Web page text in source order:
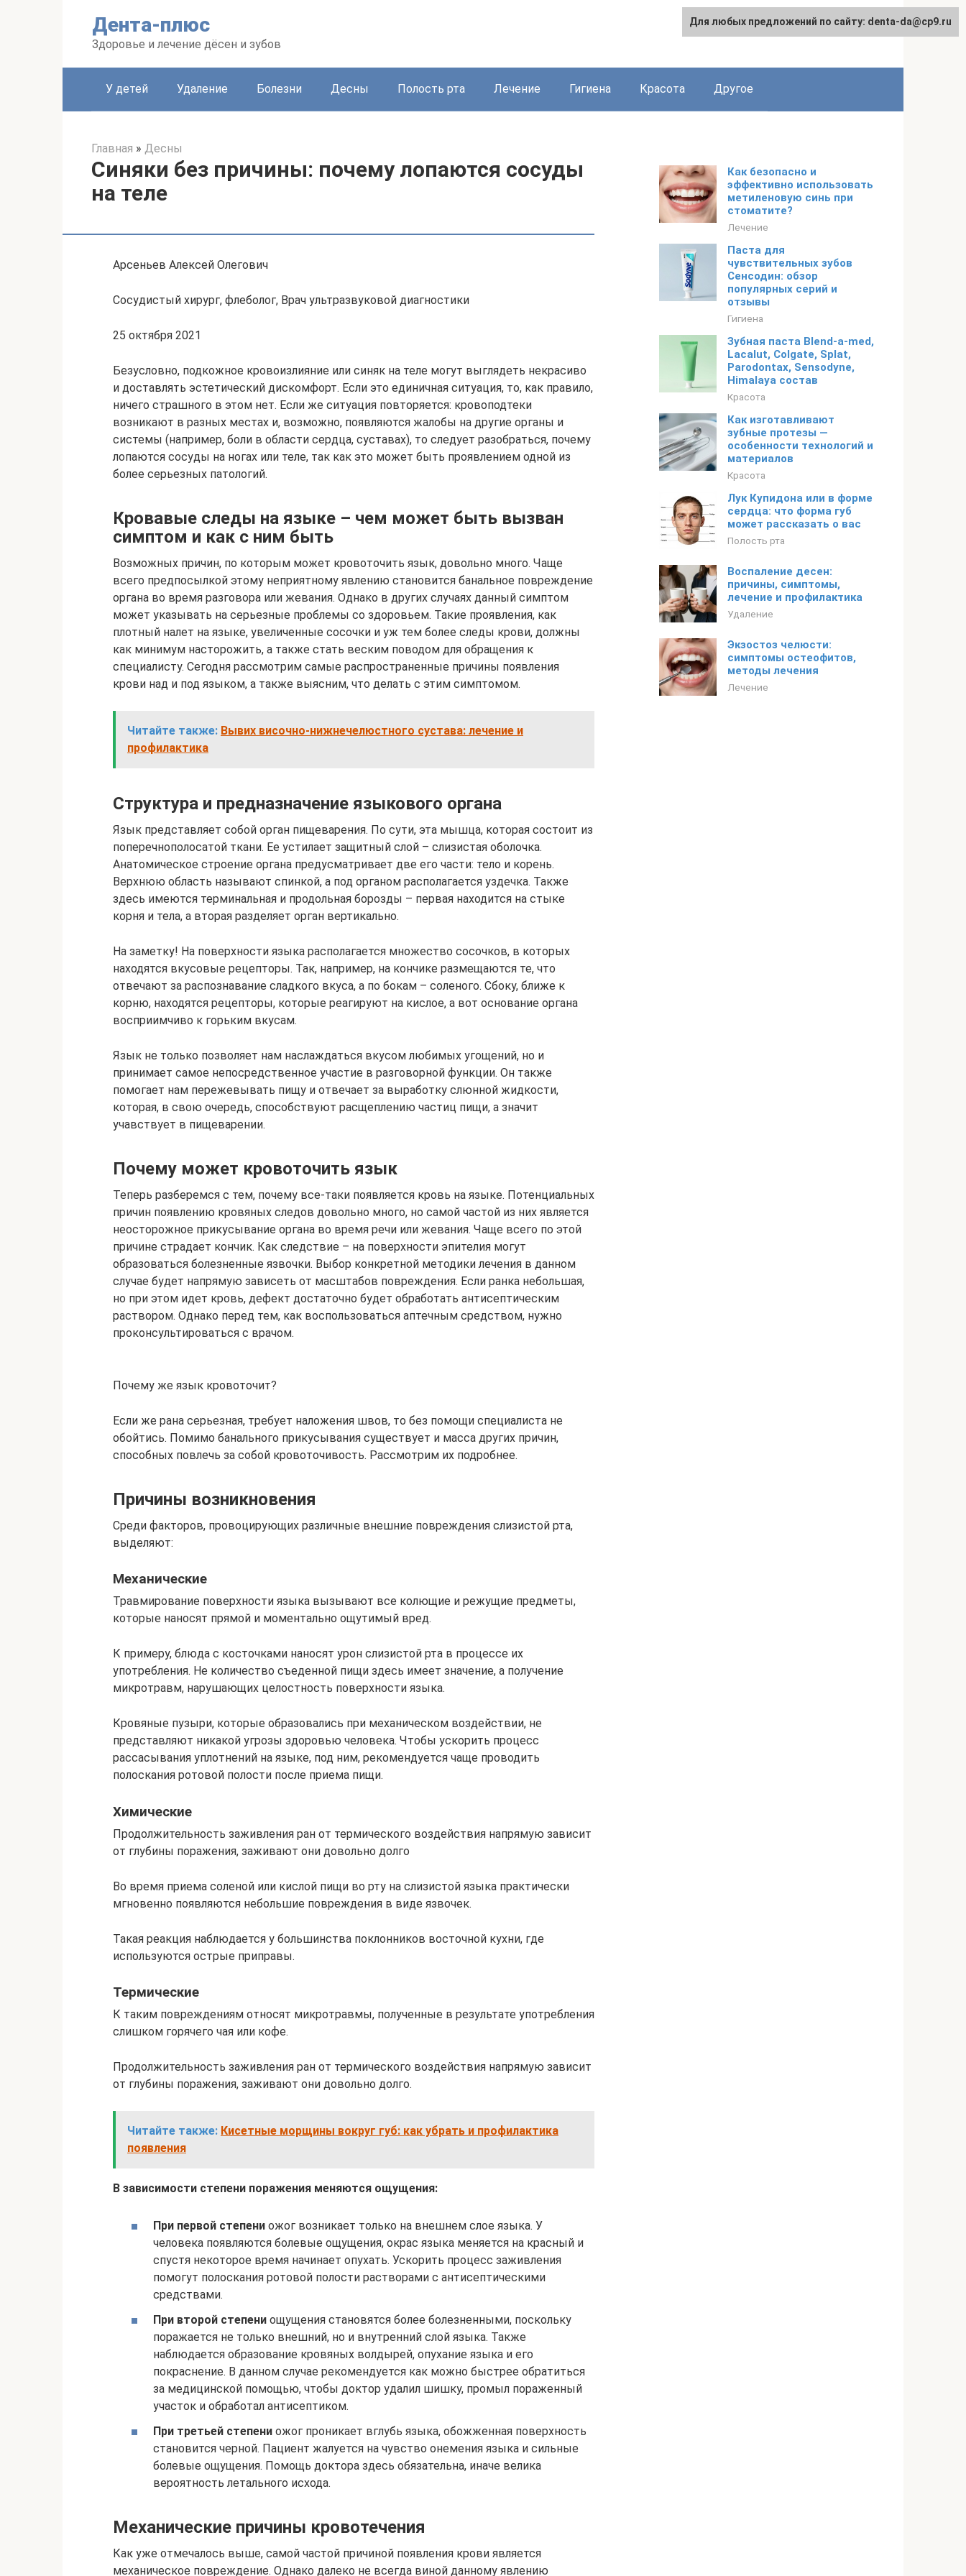
Дента-плюс
Здоровье и лечение дёсен и зубов
У детей Удаление Болезни Десны Полость рта Лечение Гигиена Красота Другое
Главная » Десны
Синяки без причины: почему лопаются сосуды
на теле
Арсеньев Алексей Олегович
Сосудистый хирург, флеболог, Врач ультразвуковой диагностики
25 октября 2021
Безусловно, подкожное кровоизлияние или синяк на теле могут выглядеть некрасиво
и доставлять эстетический дискомфорт. Если это единичная ситуация, то, как правило,
ничего страшного в этом нет. Если же ситуация повторяется: кровоподтеки
возникают в разных местах и, возможно, появляются жалобы на другие органы и
системы (например, боли в области сердца, суставах), то следует разобраться, почему
лопаются сосуды на ногах или теле, так как это может быть проявлением одной из
более серьезных патологий.
Кровавые следы на языке – чем может быть вызван
симптом и как с ним быть
Возможных причин, по которым может кровоточить язык, довольно много. Чаще
всего предпосылкой этому неприятному явлению становится банальное повреждение
органа во время разговора или жевания. Однако в других случаях данный симптом
может указывать на серьезные проблемы со здоровьем. Такие проявления, как
плотный налет на языке, увеличенные сосочки и уж тем более следы крови, должны
как минимум насторожить, а также стать веским поводом для обращения к
специалисту. Сегодня рассмотрим самые распространенные причины появления
крови над и под языком, а также выясним, что делать с этим симптомом.
Читайте также: Вывих височно-нижнечелюстного сустава: лечение и
профилактика
Структура и предназначение языкового органа
Язык представляет собой орган пищеварения. По сути, эта мышца, которая состоит из
поперечнополосатой ткани. Ее устилает защитный слой – слизистая оболочка.
Анатомическое строение органа предусматривает две его части: тело и корень.
Верхнюю область называют спинкой, а под органом располагается уздечка. Также
здесь имеются терминальная и продольная борозды – первая находится на стыке
корня и тела, а вторая разделяет орган вертикально.
На заметку! На поверхности языка располагается множество сосочков, в которых
находятся вкусовые рецепторы. Так, например, на кончике размещаются те, что
отвечают за распознавание сладкого вкуса, а по бокам – соленого. Сбоку, ближе к
корню, находятся рецепторы, которые реагируют на кислое, а вот основание органа
восприимчиво к горьким вкусам.
Язык не только позволяет нам наслаждаться вкусом любимых угощений, но и
принимает самое непосредственное участие в разговорной функции. Он также
помогает нам пережевывать пищу и отвечает за выработку слюнной жидкости,
которая, в свою очередь, способствуют расщеплению частиц пищи, а значит
учавствует в пищеварении.
Почему может кровоточить язык
Теперь разберемся с тем, почему все-таки появляется кровь на языке. Потенциальных
причин появлению кровяных следов довольно много, но самой частой из них является
неосторожное прикусывание органа во время речи или жевания. Чаще всего по этой
причине страдает кончик. Как следствие – на поверхности эпителия могут
образоваться болезненные язвочки. Выбор конкретной методики лечения в данном
случае будет напрямую зависеть от масштабов повреждения. Если ранка небольшая,
но при этом идет кровь, дефект достаточно будет обработать антисептическим
раствором. Однако перед тем, как воспользоваться аптечным средством, нужно
проконсультироваться с врачом.
Почему же язык кровоточит?
Если же рана серьезная, требует наложения швов, то без помощи специалиста не
обойтись. Помимо банального прикусывания существует и масса других причин,
способных повлечь за собой кровоточивость. Рассмотрим их подробнее.
Причины возникновения
Среди факторов, провоцирующих различные внешние повреждения слизистой рта,
выделяют:
Механические
Травмирование поверхности языка вызывают все колющие и режущие предметы,
которые наносят прямой и моментально ощутимый вред.
К примеру, блюда с косточками наносят урон слизистой рта в процессе их
употребления. Не количество съеденной пищи здесь имеет значение, а получение
микротравм, нарушающих целостность поверхности языка.
Кровяные пузыри, которые образовались при механическом воздействии, не
представляют никакой угрозы здоровью человека. Чтобы ускорить процесс
рассасывания уплотнений на языке, под ним, рекомендуется чаще проводить
полоскания ротовой полости после приема пищи.
Химические
Продолжительность заживления ран от термического воздействия напрямую зависит
от глубины поражения, заживают они довольно долго
Во время приема соленой или кислой пищи во рту на слизистой языка практически
мгновенно появляются небольшие повреждения в виде язвочек.
Такая реакция наблюдается у большинства поклонников восточной кухни, где
используются острые приправы.
Термические
К таким повреждениям относят микротравмы, полученные в результате употребления
слишком горячего чая или кофе.
Продолжительность заживления ран от термического воздействия напрямую зависит
от глубины поражения, заживают они довольно долго.
Читайте также: Кисетные морщины вокруг губ: как убрать и профилактика
появления
В зависимости степени поражения меняются ощущения:
При первой степени ожог возникает только на внешнем слое языка. У
человека появляются болевые ощущения, окрас языка меняется на красный и
спустя некоторое время начинает опухать. Ускорить процесс заживления
помогут полоскания ротовой полости растворами с антисептическими
средствами.
При второй степени ощущения становятся более болезненными, поскольку
поражается не только внешний, но и внутренний слой языка. Также
наблюдается образование кровяных волдырей, опухание языка и его
покраснение. В данном случае рекомендуется как можно быстрее обратиться
за медицинской помощью, чтобы доктор удалил шишку, промыл пораженный
участок и обработал антисептиком.
При третьей степени ожог проникает вглубь языка, обожженная поверхность
становится черной. Пациент жалуется на чувство онемения языка и сильные
болевые ощущения. Помощь доктора здесь обязательна, иначе велика
вероятность летального исхода.
Механические причины кровотечения
Как уже отмечалось выше, самой частой причиной появления крови является
механическое повреждение. Однако далеко не всегда виной данному явлению
Как безопасно и
эффективно использовать
метиленовую синь при
стоматите?
Лечение
Паста для
чувствительных зубов
Сенсодин: обзор
популярных серий и
отзывы
Гигиена
Зубная паста Blend-a-med,
Lacalut, Colgate, Splat,
Parodontax, Sensodyne,
Himalaya состав
Красота
Как изготавливают
зубные протезы —
особенности технологий и
материалов
Красота
Лук Купидона или в форме
сердца: что форма губ
может рассказать о вас
Полость рта
Воспаление десен:
причины, симптомы,
лечение и профилактика
Удаление
Экзостоз челюсти:
симптомы остеофитов,
методы лечения
Лечение
Для любых предложений по сайту: denta-da@cp9.ru